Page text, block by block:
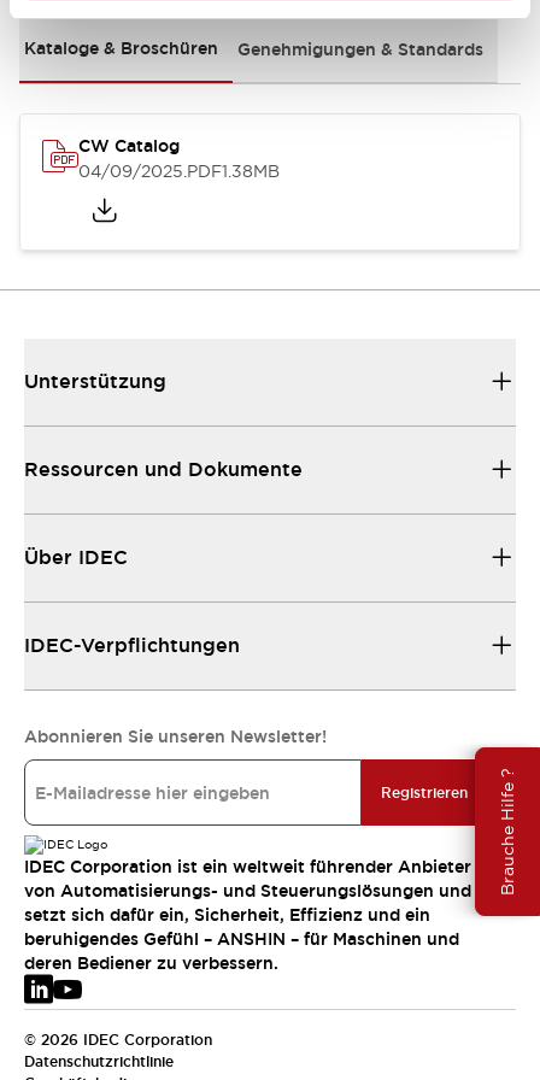
Brauche Hilfe ?
Kataloge & Broschüren Genehmigungen & Standards
CW Catalog
04/09/2025.PDF1.38MB
Unterstützung
Ressourcen und Dokumente
Über IDEC
IDEC-Verpflichtungen
Abonnieren Sie unseren Newsletter!
Registrieren
IDEC Corporation ist ein weltweit führender Anbieter
von Automatisierungs- und Steuerungslösungen und
setzt sich dafür ein, Sicherheit, Effizienz und ein
beruhigendes Gefühl – ANSHIN – für Maschinen und
deren Bediener zu verbessern.
© 2026 IDEC Corporation
Datenschutzrichtlinie